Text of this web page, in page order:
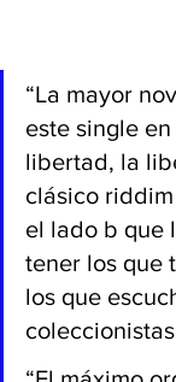
“La mayor
este single
libertad, la
clásico
el lado b que
tener los que
los que